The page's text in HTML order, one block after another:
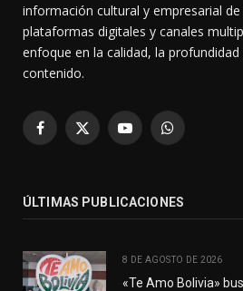
información cultural y empresarial
plataformas digitales y canales
enfoque en la calidad, la profundidad
contenido.
Facebook
X
YouTubeWhatsApp
ÚLTIMAS PUBLICACIONES
8 DE AGOSTO DE 2026
«Te Amo Bolivia»